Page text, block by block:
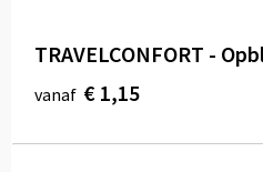
TRAVELCONFORT -
vanaf € 1,15